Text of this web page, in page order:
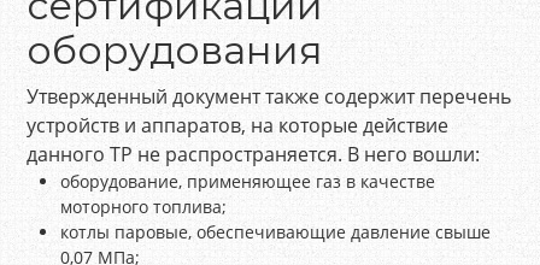
оборудования
Утвержденный документ также содержит перечень
устройств и аппаратов, на которые действие
данного ТР не распространяется. В него вошли:
оборудование, применяющее газ в качестве
моторного топлива;
котлы паровые, обеспечивающие давление свыше
0,07 МПа;